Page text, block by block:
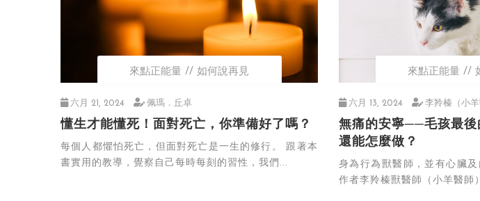
來點正能量 如何說再見
六月 21, 2024 佩瑪．丘卓
懂生才能懂死！面對死亡，你準備好了嗎？
每個人都懼怕死亡，但面對死亡是一生的修行。 跟著本
書實用的教導，覺察自己每時每刻的習性，我們...
來點正能量
六月 13, 2024 李羚榛（小羊
無痛的安寧──毛孩最後
還能怎麼做？
身為行為獸醫師，並有心臟
作者李羚榛獸醫師（小羊醫師